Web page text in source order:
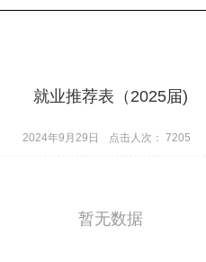
就业推荐表（2025届)
2024年9月29日 点击人次： 7205
暂无数据